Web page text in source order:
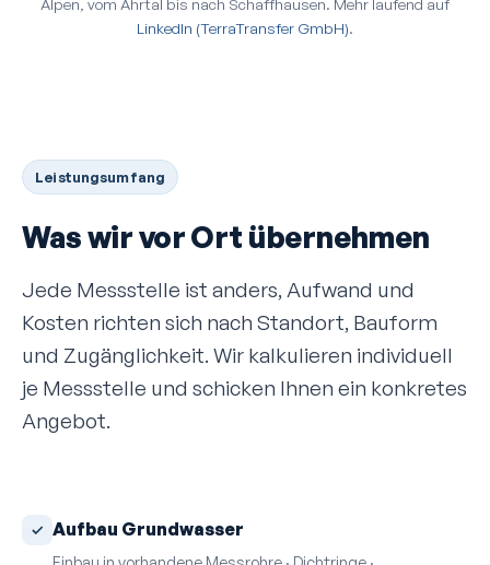
LinkedIn (TerraTransfer GmbH).
Leistungsumfang
Was wir vor Ort übernehmen
Jede Mess­stelle ist anders, Aufwand und
Kosten richten sich nach Standort, Bauform
und Zugänglichkeit. Wir kalkulieren individuell
je Mess­stelle und schicken Ihnen ein konkretes
Angebot.
Aufbau Grundwasser